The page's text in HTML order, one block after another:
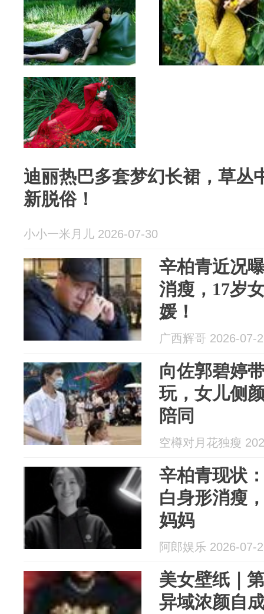
迪丽热巴多套梦幻长裙，草丛
新脱俗！
小小一米月儿 2026-07-30
辛柏青近况
消瘦，17岁
媛！
广西辉哥 2026-07-
向佐郭碧婷
玩，女儿侧
陪同
空樽对月花独瘦
辛柏青现状
白身形消瘦
妈妈
阿郎娱乐 2026-07-
美女壁纸｜
异域浓颜自